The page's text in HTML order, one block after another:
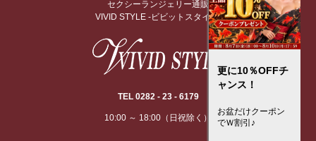
セクシーランジェリー通販
VIVID STYLE -ビビットスタイル-
TEL 0282 - 23 - 6179
10:00 ～ 18:00（日祝除く）
更に10％OFFチ
ャンス！
お盆だけクーポン
でＷ割引♪